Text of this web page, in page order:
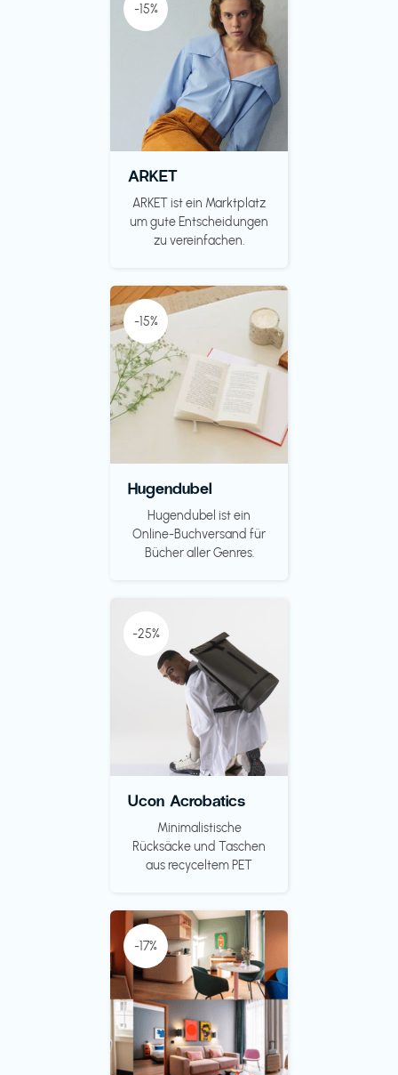
-15%
ARKET
ARKET ist ein Marktplatz
um gute Entscheidungen
zu vereinfachen.
-15%
Hugendubel
Hugendubel ist ein
Online-Buchversand für
Bücher aller Genres.
-25%
Ucon Acrobatics
Minimalistische
Rücksäcke und Taschen
aus recyceltem PET
-17%